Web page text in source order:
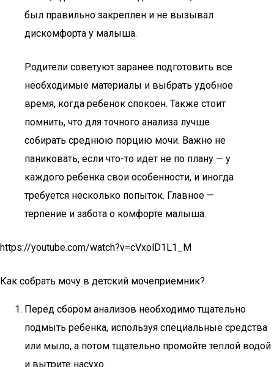
был правильно закреплен и не вызывал
дискомфорта у малыша.
Родители советуют заранее подготовить все
необходимые материалы и выбрать удобное
время, когда ребенок спокоен. Также стоит
помнить, что для точного анализа лучше
собирать среднюю порцию мочи. Важно не
паниковать, если что-то идет не по плану — у
каждого ребенка свои особенности, и иногда
требуется несколько попыток. Главное —
терпение и забота о комфорте малыша.
https://youtube.com/watch?v=cVxolD1L1_M
Как собрать мочу в детский мочеприемник?
Перед сбором анализов необходимо тщательно
подмыть ребенка, используя специальные средства
или мыло, а потом тщательно промойте теплой водой
и вытрите насухо.